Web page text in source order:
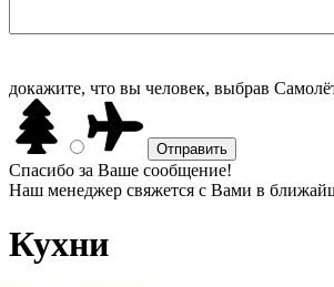
докажите, что вы человек, выбрав
Спасибо за Ваше сообщение!
Наш менеджер свяжется с Вами в
Кухни